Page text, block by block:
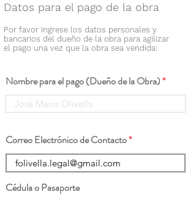
Datos para el pago de la obra
Por favor ingrese los datos personales y
bancarios del dueño de la obra para agilizar
el pago una vez que la obra sea vendida:
Nombre para el pago (Dueño de la Obra)
Correo Electrónico de Contacto
Cédula o Pasaporte